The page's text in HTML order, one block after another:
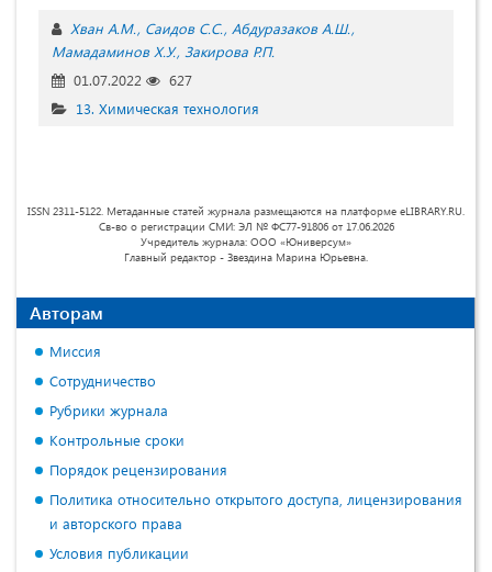
Хван А.М. Саидов С.С. Абдуразаков А.Ш.
Мамадаминов Х.У. Закирова Р.П.
01.07.2022
627
13. Химическая технология
ISSN 2311-5122. Метаданные статей журнала размещаются на платформе eLIBRARY.RU.
Св-во о регистрации СМИ: ЭЛ № ФС77-91806 от 17.06.2026
Учредитель журнала: ООО «Юниверсум»
Главный редактор - Звездина Марина Юрьевна.
Авторам
Миссия
Сотрудничество
Рубрики журнала
Контрольные сроки
Порядок рецензирования
Политика относительно открытого доступа, лицензирования
и авторского права
Условия публикации